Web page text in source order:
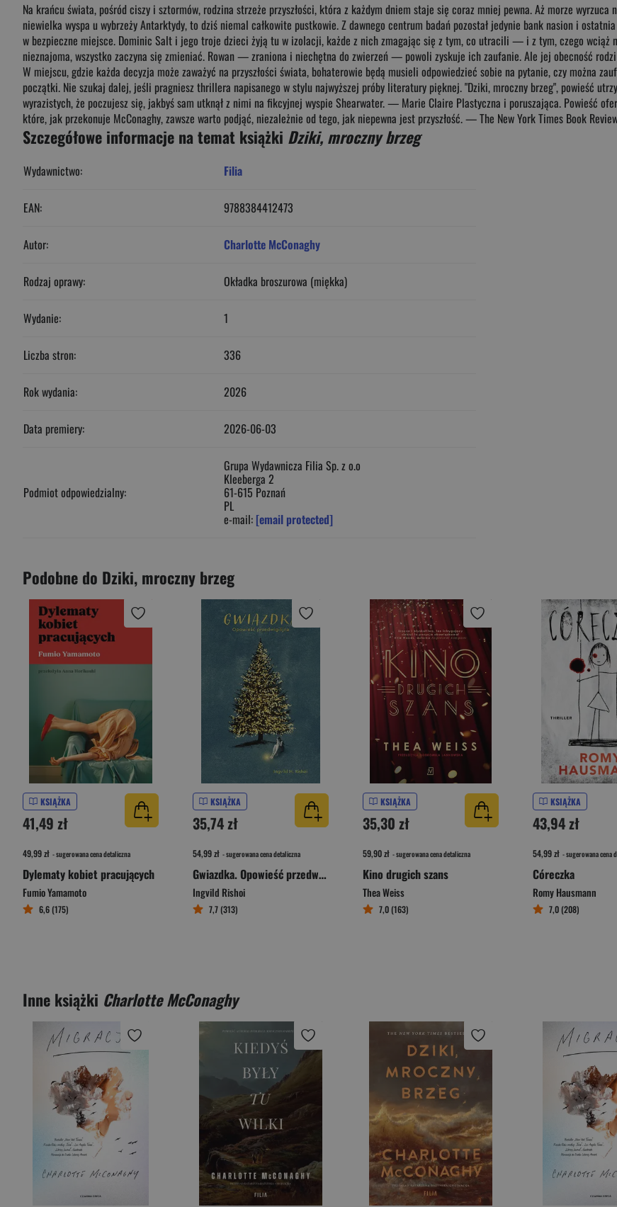
Na krańcu świata, pośród ciszy i sztormów, rodzina strzeże przyszłości, która z każdym dniem staje się coraz mniej pewna. Aż morze
niewielka wyspa u wybrzeży Antarktydy, to dziś niemal całkowite pustkowie. Z dawnego centrum badań pozostał jedynie bank nasion i
w bezpieczne miejsce. Dominic Salt i jego troje dzieci żyją tu w izolacji, każde z nich zmagając się z tym, co utracili — i z tym, czego wciąż
nieznajoma, wszystko zaczyna się zmieniać. Rowan — zraniona i niechętna do zwierzeń — powoli zyskuje ich zaufanie. Ale jej obecność
W miejscu, gdzie każda decyzja może zaważyć na przyszłości świata, bohaterowie będą musieli odpowiedzieć sobie na pytanie, czy można
początki. Nie szukaj dalej, jeśli pragniesz thrillera napisanego w stylu najwyższej próby literatury pięknej. "Dziki, mroczny brzeg", powieść
wyrazistych, że poczujesz się, jakbyś sam utknął z nimi na fikcyjnej wyspie Shearwater. — Marie Claire Plastyczna i poruszająca. Powieść
które, jak przekonuje McConaghy, zawsze warto podjąć, niezależnie od tego, jak niepewna jest przyszłość. — The New York Times Book
Szczegółowe informacje na temat książki Dziki, mroczny brzeg
Wydawnictwo: Filia
EAN: 9788384412473
Autor: Charlotte McConaghy
Rodzaj oprawy: Okładka broszurowa (miękka)
Wydanie: 1
Liczba stron: 336
Rok wydania: 2026
Data premiery: 2026-06-03
Podmiot odpowiedzialny:
Grupa Wydawnicza Filia Sp. z o.o
Kleeberga 2
61-615 Poznań
PL
e-mail: [email protected]
Podobne do Dziki, mroczny brzeg
KSIĄŻKA
41,49 zł
49,99 zł - sugerowana cena detaliczna
Dylematy kobiet pracujących
Fumio Yamamoto
6,6 (175)
KSIĄŻKA
35,74 zł
54,99 zł - sugerowana cena detaliczna
Gwiazdka. Opowieść przedwigilijna
Ingvild Rishoi
7,7 (313)
KSIĄŻKA
35,30 zł
59,90 zł - sugerowana cena detaliczna
Kino drugich szans
Thea Weiss
7,0 (163)
KSIĄŻKA
43,94 zł
54,99 zł - sugerowana cena
Córeczka
Romy Hausmann
7,0 (208)
Inne książki Charlotte McConaghy